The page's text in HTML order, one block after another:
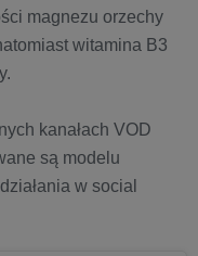
magnezu orzechy
witamina B3
kanałach VOD
są modelu
w social